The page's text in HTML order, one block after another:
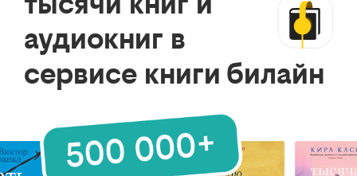
аудиокниг в
сервисе книги билайн